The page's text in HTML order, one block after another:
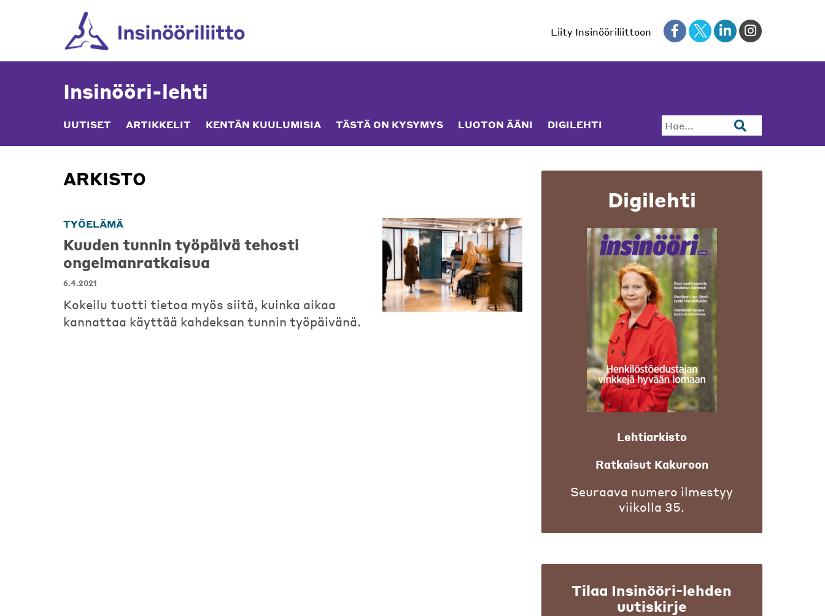
Liity Insinööriliittoon
Insinööri-lehti
UUTISET ARTIKKELIT KENTÄN KUULUMISIA TÄSTÄ ON KYSYMYS LUOTON ÄÄNI DIGILEHTI Hae...
ARKISTO
TYÖELÄMÄ
Kuuden tunnin työpäivä tehosti
ongelmanratkaisua
6.4.2021
Kokeilu tuotti tietoa myös siitä, kuinka aikaa
kannattaa käyttää kahdeksan tunnin työpäivänä.
Digilehti
Lehtiarkisto
Ratkaisut Kakuroon
Seuraava numero ilmestyy
viikolla 35.
Tilaa Insinööri-lehden
uutiskirje